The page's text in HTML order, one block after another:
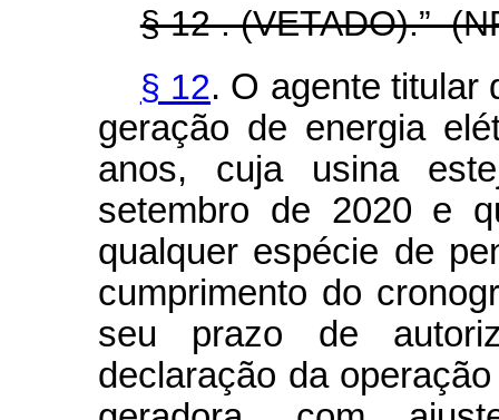
§ 12 . (VETADO).”
§ 12. O agente titular
geração de energia
anos, cuja usina
setembro de 2020 e
qualquer espécie de
cumprimento do
seu prazo de
declaração da